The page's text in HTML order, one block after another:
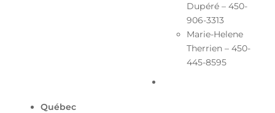
Dupéré – 450-
906-3313
Marie-Helene
Therrien – 450-
445-8595
Québec